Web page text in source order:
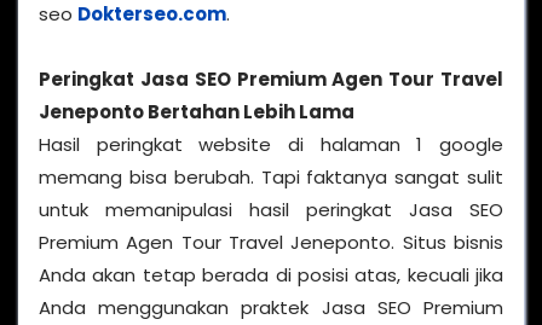
seo Dokterseo.com.
Peringkat Jasa SEO Premium Agen Tour Travel
Jeneponto Bertahan Lebih Lama
Hasil peringkat website di halaman 1 google
memang bisa berubah. Tapi faktanya sangat sulit
untuk memanipulasi hasil peringkat Jasa SEO
Premium Agen Tour Travel Jeneponto. Situs bisnis
Anda akan tetap berada di posisi atas, kecuali jika
Anda menggunakan praktek Jasa SEO Premium